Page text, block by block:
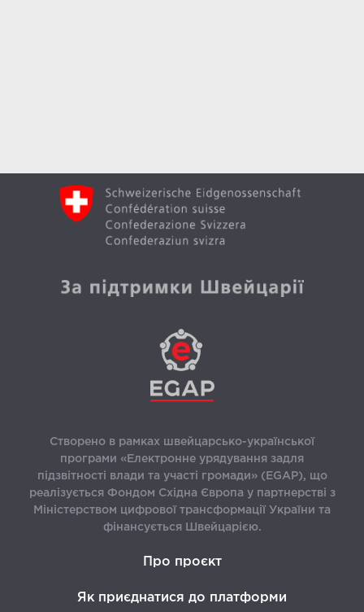
Створено в рамках швейцарсько-української
програми «Електронне урядування задля
підзвітності влади та участі громади» (EGAP), що
реалізується Фондом Східна Європа у партнерстві з
Міністерством цифрової трансформації України та
фінансується Швейцарією.
Про проєкт
Як приєднатися до платформи